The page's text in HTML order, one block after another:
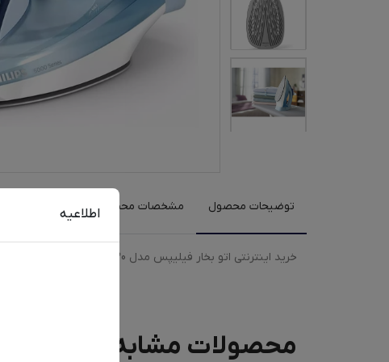
اطلاعیه توضیحات محصول مشخصات محصول نظرات کاربران
خرید اینترنتی اتو بخار فیلیپس مدل 5020 با رنگبندی آبی، صورتی به همراه مقایسه، بررسی مشخصات و لیست قیمت امروز در فروشگاه اینترنتی دیجی‌فای
محصولات مشابه